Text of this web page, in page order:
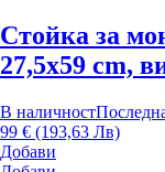
Стойка за
27,5x59 cm,
В наличност
99 € (193,63 Лв)
Добави